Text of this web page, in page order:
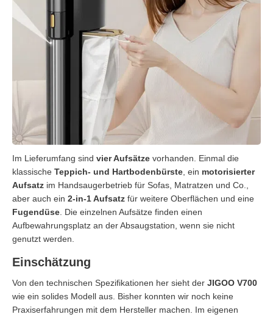
Im Lieferumfang sind vier Aufsätze vorhanden. Einmal die
klassische Teppich- und Hartbodenbürste , ein motorisierter
Aufsatz im Handsaugerbetrieb für Sofas, Matratzen und Co.,
aber auch ein 2-in-1 Aufsatz für weitere Oberflächen und eine
Fugendüse . Die einzelnen Aufsätze finden einen
Aufbewahrungsplatz an der Absaugstation, wenn sie nicht
genutzt werden.
Einschätzung
Von den technischen Spezifikationen her sieht der JIGOO V700
wie ein solides Modell aus. Bisher konnten wir noch keine
Praxiserfahrungen mit dem Hersteller machen. Im eigenen